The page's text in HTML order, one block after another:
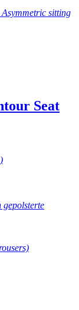
sitting
Seat
gepolsterte